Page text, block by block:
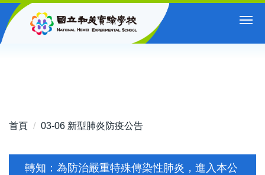
跳
到
首頁 03-06 新型肺炎防疫公告
轉知：為防治嚴重特殊傳染性肺炎，進入本公